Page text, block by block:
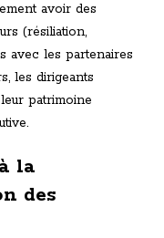
avoir des
(résiliation,
avec les partenaires
les dirigeants
patrimoine
la
des